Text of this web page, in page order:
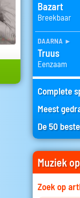
Bazart
Breekbaar
daarna ►
Truus
Eenzaam
Complete
Meest
De 50
Muziek
Zoek op